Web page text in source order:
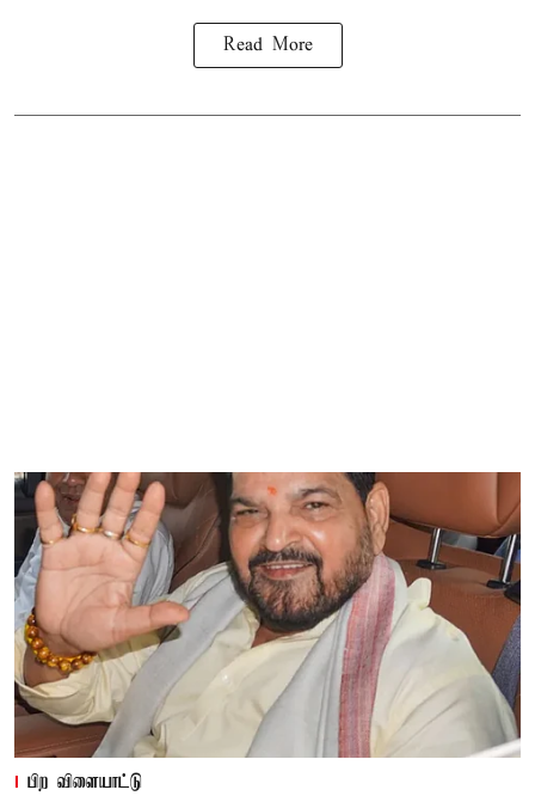
Read More
பிற விளையாட்டு